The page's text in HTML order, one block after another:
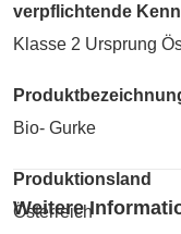
verpflichtende
Klasse 2 Ursprung
Bio- Gurke
Produktionsland
Österreich
Weitere